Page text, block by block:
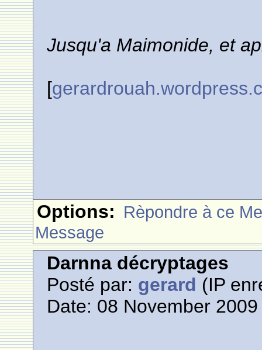
Jusqu'a Maimonide, et
[
Options: Rèpondre à ce
Message
Darnna décryptages
Posté par: gerard (IP
Date: 08 November